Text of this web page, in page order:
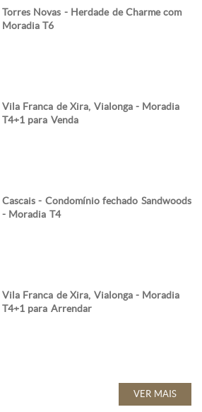
Torres Novas - Herdade de Charme com
Moradia T6
Vila Franca de Xira, Vialonga - Moradia
T4+1 para Venda
Cascais - Condomínio fechado Sandwoods
- Moradia T4
Vila Franca de Xira, Vialonga - Moradia
T4+1 para Arrendar
VER MAIS